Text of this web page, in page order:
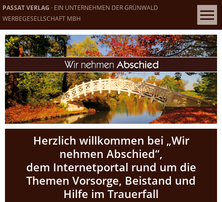
PASSAT VERLAG · EIN UNTERNEHMEN DER GRÜNWALD
WERBEGESELLSCHAFT MBH
Herzlich willkommen bei „Wir
nehmen Abschied“,
dem Internetportal rund um die
Themen Vorsorge, Beistand und
Hilfe im Trauerfall